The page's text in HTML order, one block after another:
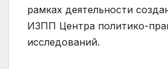
рамках деятельности
ИЗПП Центра политико-
исследований.